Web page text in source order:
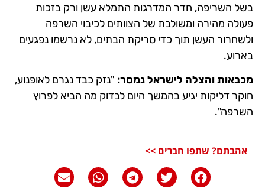
בשל השריפה, חדר המדרגות התמלא עשן ורק בזכות
פעולה מהירה ומשולבת של הצוותים לכיבוי השרפה
ולשחרור העשן תוך כדי סריקת הבתים, לא נרשמו נפגעים
בארוע.
מכבאות והצלה לישראל נמסר: "נזק כבד נגרם לאופנוע,
חוקר דליקות יגיע בהמשך היום לבדוק מה הביא לפרוץ
השרפה".
אהבתם? שתפו חברים >>